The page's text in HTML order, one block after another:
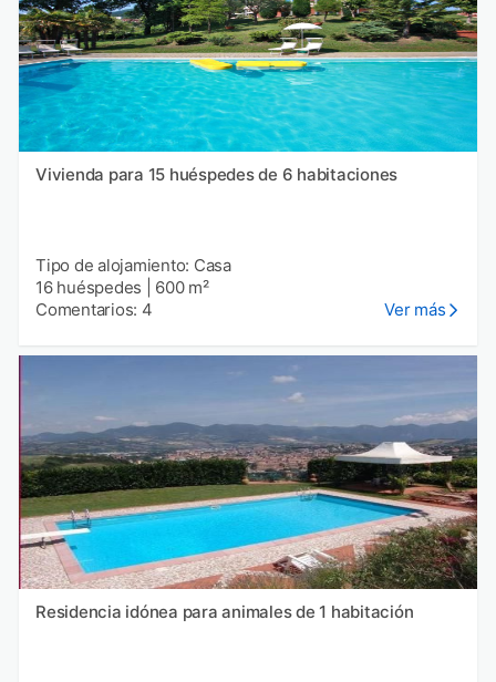
Vivienda para 15 huéspedes de 6 habitaciones
Tipo de alojamiento: Casa
16 huéspedes
600 m²
Comentarios: 4
Ver más
Residencia idónea para animales de 1 habitación